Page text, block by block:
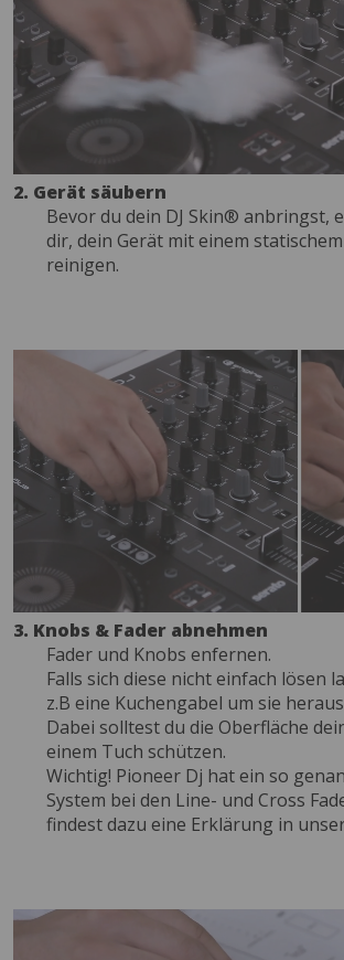
2. Gerät säubern
Bevor du dein DJ Skin® anbringst,
dir, dein Gerät mit einem
reinigen.
3. Knobs & Fader abnehmen
Fader und Knobs enfernen.
Falls sich diese nicht einfach lösen
z.B eine Kuchengabel um sie
Dabei solltest du die Oberfläche
einem Tuch schützen.
Wichtig! Pioneer Dj hat ein so
System bei den Line- und Cross
findest dazu eine Erklärung in